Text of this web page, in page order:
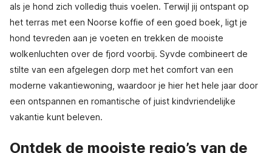
als je hond zich volledig thuis voelen. Terwijl jij ontspant op
het terras met een Noorse koffie of een goed boek, ligt je
hond tevreden aan je voeten en trekken de mooiste
wolkenluchten over de fjord voorbij. Syvde combineert de
stilte van een afgelegen dorp met het comfort van een
moderne vakantiewoning, waardoor je hier het hele jaar door
een ontspannen en romantische of juist kindvriendelijke
vakantie kunt beleven.
Ontdek de mooiste regio’s van de